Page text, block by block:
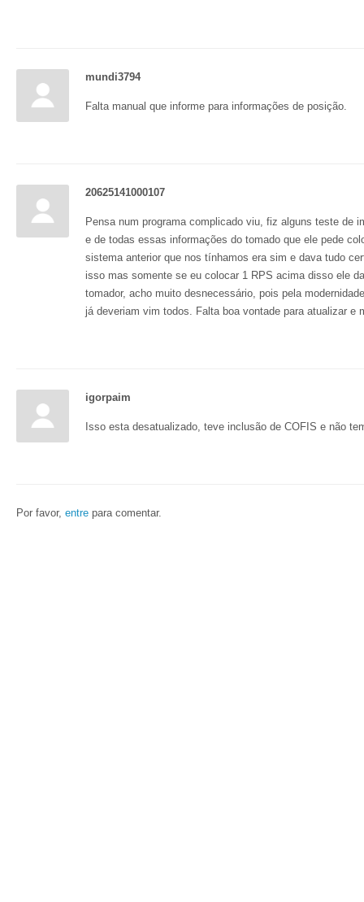
mundi3794
Falta manual que informe para informações de posição.
20625141000107
Pensa num programa complicado viu, fiz alguns teste de
e de todas essas informações do tomado que ele pede
sistema anterior que nos tínhamos era sim e dava tudo
isso mas somente se eu colocar 1 RPS acima disso ele
tomador, acho muito desnecessário, pois pela
já deveriam vim todos. Falta boa vontade para atualizar e
igorpaim
Isso esta desatualizado, teve inclusão de COFIS e não
Por favor, entre para comentar.